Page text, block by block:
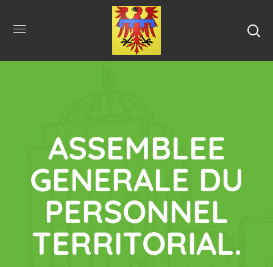
ASSEMBLEE
GENERALE DU
PERSONNEL
TERRITORIAL.